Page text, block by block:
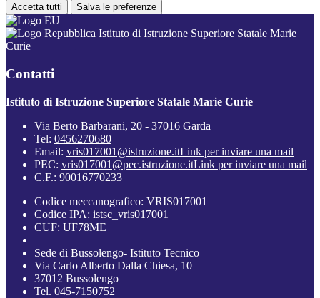
Accetta tutti Salva le preferenze
Istituto di Istruzione Superiore Statale Marie
Curie
Contatti
Istituto di Istruzione Superiore Statale Marie Curie
Via Berto Barbarani, 20 - 37016 Garda
Tel: 0456270680
Email: vris017001@istruzione.itLink per inviare una mail
PEC: vris017001@pec.istruzione.itLink per inviare una mail
C.F.: 90016770233
Codice meccanografico: VRIS017001
Codice IPA: istsc_vris017001
CUF: UF78ME
Sede di Bussolengo- Istituto Tecnico
Via Carlo Alberto Dalla Chiesa, 10
37012 Bussolengo
Tel. 045-7150752